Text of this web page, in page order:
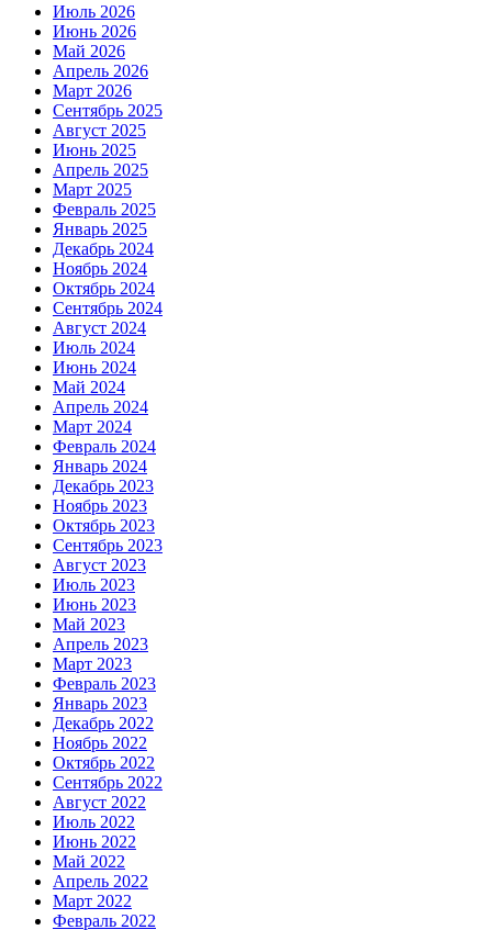
Июль 2026
Июнь 2026
Май 2026
Апрель 2026
Март 2026
Сентябрь 2025
Август 2025
Июнь 2025
Апрель 2025
Март 2025
Февраль 2025
Январь 2025
Декабрь 2024
Ноябрь 2024
Октябрь 2024
Сентябрь 2024
Август 2024
Июль 2024
Июнь 2024
Май 2024
Апрель 2024
Март 2024
Февраль 2024
Январь 2024
Декабрь 2023
Ноябрь 2023
Октябрь 2023
Сентябрь 2023
Август 2023
Июль 2023
Июнь 2023
Май 2023
Апрель 2023
Март 2023
Февраль 2023
Январь 2023
Декабрь 2022
Ноябрь 2022
Октябрь 2022
Сентябрь 2022
Август 2022
Июль 2022
Июнь 2022
Май 2022
Апрель 2022
Март 2022
Февраль 2022